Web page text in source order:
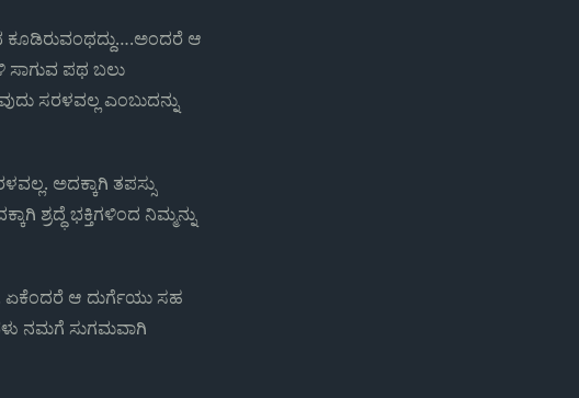
ಕೂಡಿರುವಂಥದ್ದು….ಅಂದರೆ ಆ
ಸಾಗುವ ಪಥ ಬಲು
ಸರಳವಲ್ಲ ಎಂಬುದನ್ನು
ಅದಕ್ಕಾಗಿ ತಪಸ್ಸು
ಶ್ರದ್ಧೆ ಭಕ್ತಿಗಳಿಂದ ನಿಮ್ಮನ್ನು
ಏಕೆಂದರೆ ಆ ದುರ್ಗೆಯು ಸಹ
ನಮಗೆ ಸುಗಮವಾಗಿ